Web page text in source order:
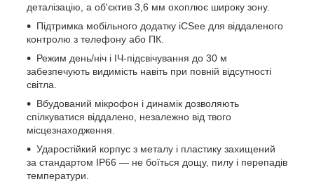
деталізацію, а об'єктив 3,6 мм охоплює широку зону.
Підтримка мобільного додатку iCSee для віддаленого
контролю з телефону або ПК.
Режим день/ніч і ІЧ-підсвічування до 30 м
забезпечують видимість навіть при повній відсутності
світла.
Вбудований мікрофон і динамік дозволяють
спілкуватися віддалено, незалежно від твого
місцезнаходження.
Ударостійкий корпус з металу і пластику захищений
за стандартом IP66 — не боїться дощу, пилу і перепадів
температури.